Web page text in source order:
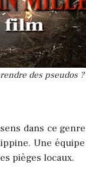
des pseudos ?
dans ce
Une
pièges locaux.